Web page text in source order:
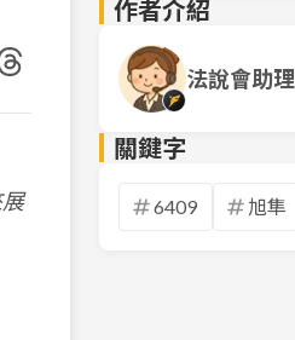
作者介紹
法說會助理
關鍵字
6409 旭隼